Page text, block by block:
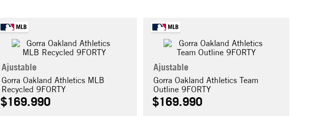
Ajustable
Gorra Oakland Athletics MLB
Recycled 9FORTY
$169.990
Ajustable
Gorra Oakland Athletics Team
Outline 9FORTY
$169.990